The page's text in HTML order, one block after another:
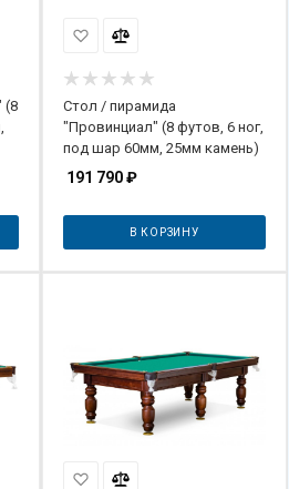
(8
Стол / пирамида
"Провинциал" (8 футов, 6 ног,
под шар 60мм, 25мм камень)
191 790₽
В КОРЗИНУ